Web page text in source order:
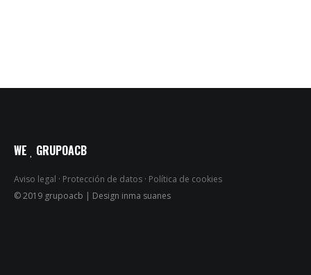
WE GRUPOACB
Aviso legal · Protección de datos · Política de cookies
© 2019 grupoacb | Design inma suanes